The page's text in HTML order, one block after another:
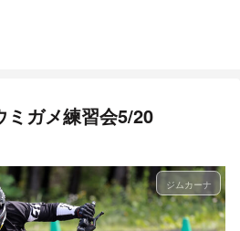
ガメ練習会5/20
ジムカーナ